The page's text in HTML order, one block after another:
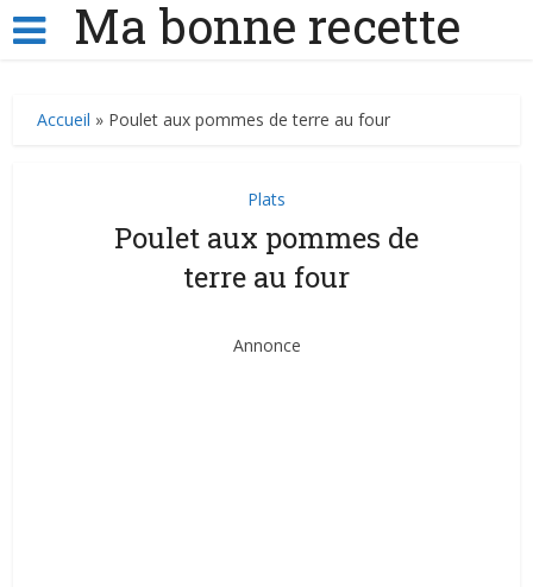
Ma bonne recette
Accueil » Poulet aux pommes de terre au four
Plats
Poulet aux pommes de
terre au four
Annonce